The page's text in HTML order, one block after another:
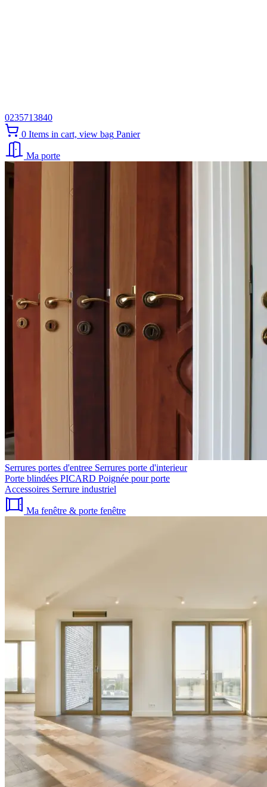
0235713840
0 Items in cart, view bag Panier
Ma porte
Serrures portes d'entree Serrures porte d'interieur
Porte blindées PICARD Poignée pour porte
Accessoires Serrure industriel
Ma fenêtre & porte fenêtre